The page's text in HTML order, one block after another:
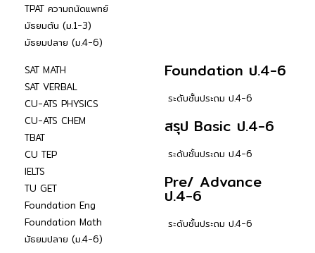
TPAT ความถนัดแพทย์
มัธยมต้น (ม.1-3)
มัธยมปลาย (ม.4-6)
SAT MATH
SAT VERBAL
CU-ATS PHYSICS
CU-ATS CHEM
TBAT
CU TEP
IELTS
TU GET
Foundation Eng
Foundation Math
มัธยมปลาย (ม.4-6)
Foundation ป.4-6
ระดับชั้นประถม ป.4-6
สรุป Basic ป.4-6
ระดับชั้นประถม ป.4-6
Pre/ Advance
ป.4-6
ระดับชั้นประถม ป.4-6